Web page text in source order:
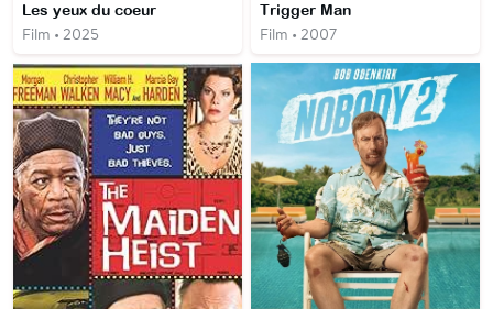
Les yeux du coeur
Film • 2025
Trigger Man
Film • 2007